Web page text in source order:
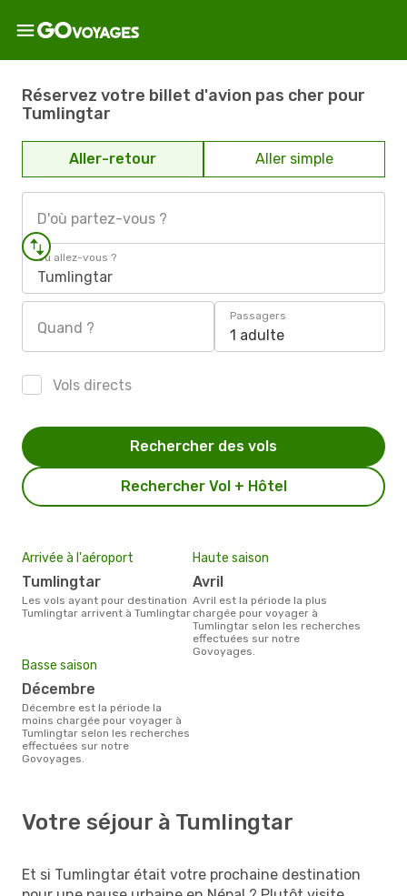
Réservez votre billet d'avion pas cher pour
Tumlingtar
Aller-retour Aller simple
D'où partez-vous ?
Où allez-vous ?
Tumlingtar
Quand ?
Passagers
1 adulte
Vols directs
Rechercher Vol + Hôtel
Rechercher des vols
Arrivée à l'aéroport
Tumlingtar
Les vols ayant pour destination
Tumlingtar arrivent à Tumlingtar
Haute saison
avril
avril est la période la plus
chargée pour voyager à
Tumlingtar selon les recherches
effectuées sur notre
Govoyages.
Basse saison
décembre
décembre est la période la
moins chargée pour voyager à
Tumlingtar selon les recherches
effectuées sur notre
Govoyages.
Votre séjour à Tumlingtar
Et si Tumlingtar était votre prochaine destination